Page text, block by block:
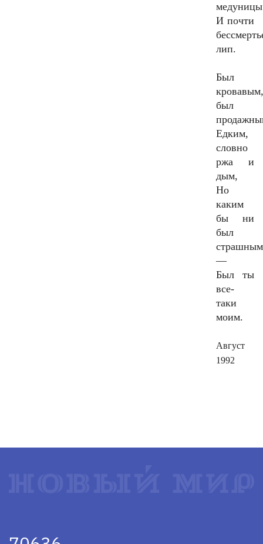
медуницы
И почти
лип.
Был
был
Едким,
словно
ржа и
дым,
Но
каким
бы ни
был
страшным
—
Был ты
все-
таки
моим.
Август
1992